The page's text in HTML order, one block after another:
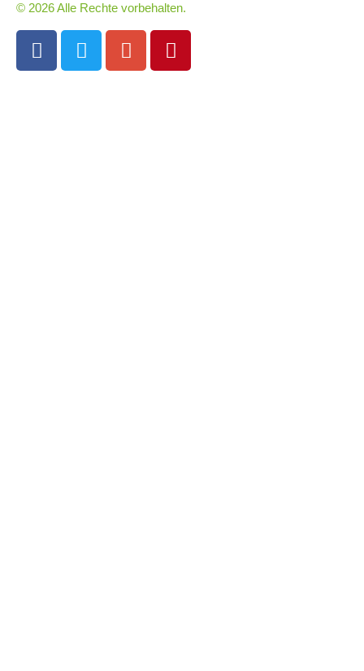
© 2026 Alle Rechte vorbehalten.